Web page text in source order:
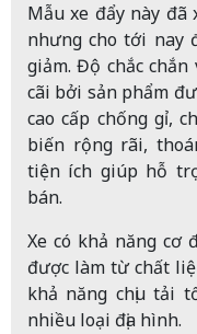
Mẫu xe đẩy này
nhưng cho tới nay
giảm. Độ chắc
cãi bởi sản phẩm
cao cấp chống gỉ,
biến rộng rãi,
tiện ích giúp hỗ
bán.
Xe có khả năng cơ
được làm từ chất
khả năng chịu tải
nhiều loại địa hình.